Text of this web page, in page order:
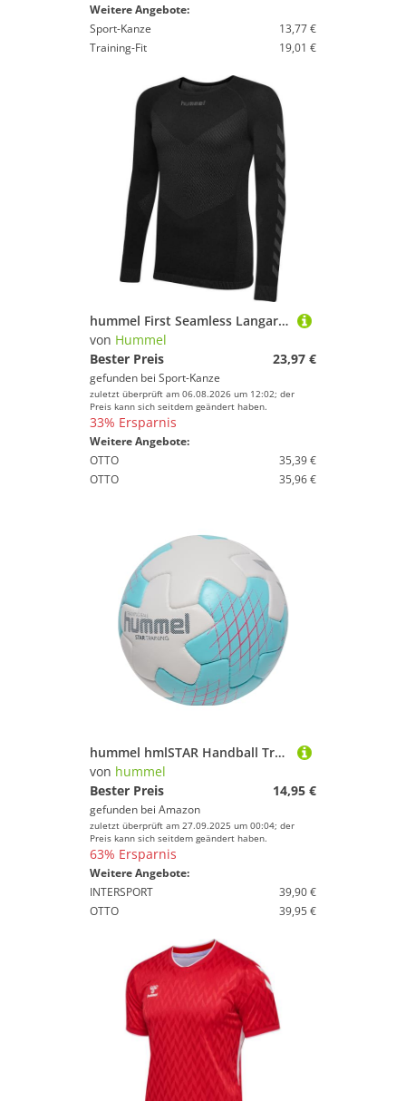
Weitere Angebote:
Sport-Kanze
13,77 €
Training-Fit
19,01 €
hummel First Seamless Langarmshirt BLACK 202638-2001 Gr. XS/S
von Hummel
Bester Preis
23,97 €
gefunden bei Sport-Kanze
zuletzt überprüft am 06.08.2026 um 12:02; der
Preis kann sich seitdem geändert haben.
33% Ersparnis
Weitere Angebote:
OTTO
35,39 €
OTTO
35,96 €
hummel hmlSTAR Handball Trainingsball weissblau, 3 Ohne Geschlecht
von hummel
Bester Preis
14,95 €
gefunden bei Amazon
zuletzt überprüft am 27.09.2025 um 00:04; der
Preis kann sich seitdem geändert haben.
63% Ersparnis
Weitere Angebote:
INTERSPORT
39,90 €
OTTO
39,95 €